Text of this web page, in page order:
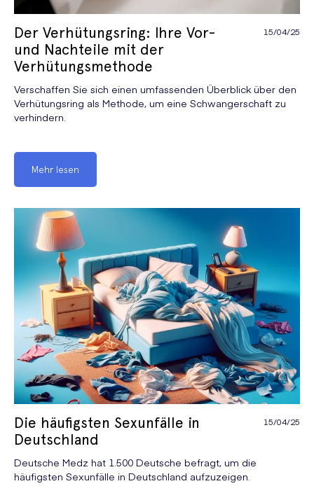
Der Verhütungsring: Ihre Vor-
und Nachteile mit der
Verhütungsmethode
15/04/25
Verschaffen Sie sich einen umfassenden Überblick über den
Verhütungsring als Methode, um eine Schwangerschaft zu
verhindern.
Mehr lesen
Die häufigsten Sexunfälle in
Deutschland
15/04/25
Deutsche Medz hat 1.500 Deutsche befragt, um die
häufigsten Sexunfälle in Deutschland aufzuzeigen.